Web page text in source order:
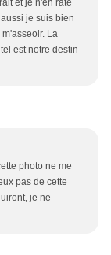
et je n'en rate
je suis bien
La
est notre destin
photo ne me
pas de cette
je ne